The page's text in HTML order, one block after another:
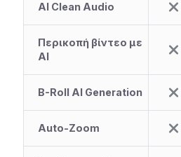
AI Clean Audio
Περικοπή βίντεο με
AI
B-Roll AI Generation
Auto-Zoom